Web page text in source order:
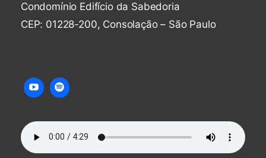
Condomínio Edifício da Sabedoria
CEP: 01228-200, Consolação – São Paulo